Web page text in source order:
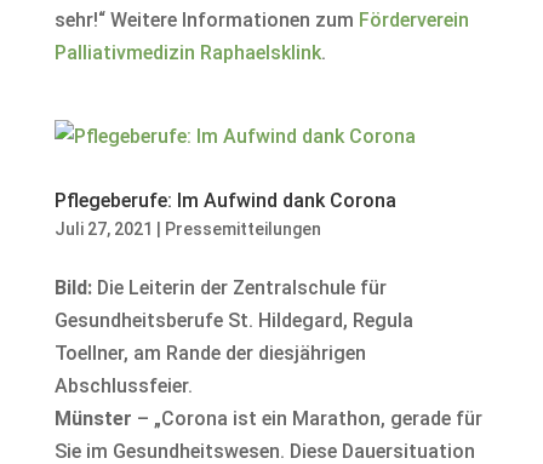
sehr!“ Weitere Informationen zum Förderverein
Palliativmedizin Raphaelsklink.
Pflegeberufe: Im Aufwind dank Corona
Juli 27, 2021 Pressemitteilungen
Bild:Die Leiterin der Zentralschule für
Gesundheitsberufe St. Hildegard, Regula
Toellner, am Rande der diesjährigen
Abschlussfeier.
Münster – „Corona ist ein Marathon, gerade für
Sie im Gesundheitswesen. Diese Dauersituation